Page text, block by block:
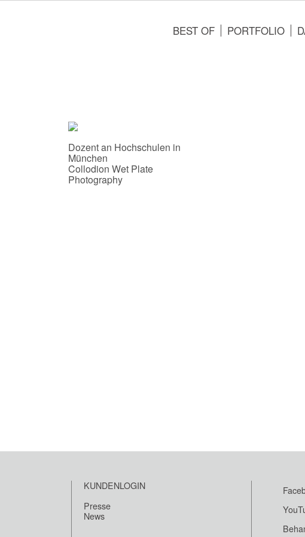
BEST OF PORTFOLIO
Dozent an Hochschulen in
München
Collodion Wet Plate
Photography
KUNDENLOGIN
Presse
News